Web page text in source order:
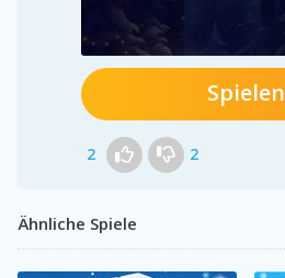
Spielen
2 2
Ähnliche Spiele